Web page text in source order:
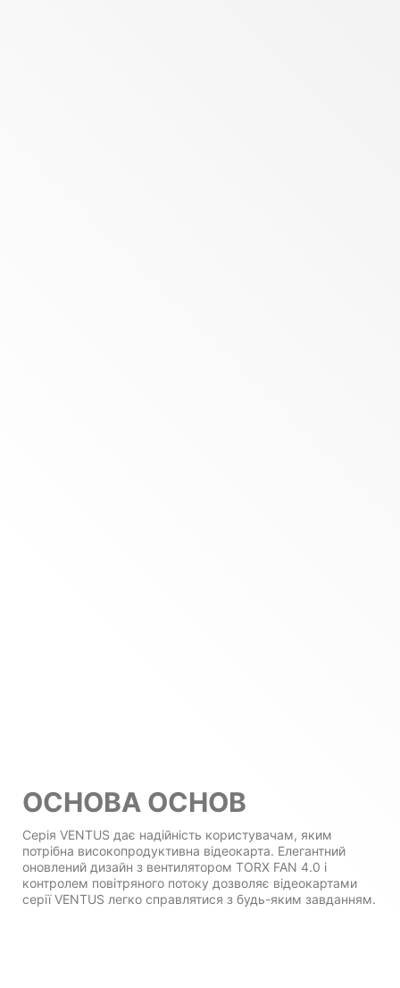
ОСНОВА ОСНОВ
Серія VENTUS дає надійність користувачам, яким
потрібна високопродуктивна відеокарта. Елегантний
оновлений дизайн з вентилятором TORX FAN 4.0 і
контролем повітряного потоку дозволяє відеокартами
серії VENTUS легко справлятися з будь-яким завданням.